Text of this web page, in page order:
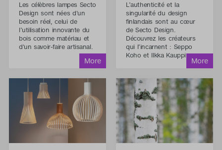
Les célèbres lampes Secto
Design sont nées d'un
besoin réel, celui de
l’utilisation innovante du
bois comme matériau et
d'un savoir-faire artisanal.
L’authenticité et la
singularité du design
finlandais sont au cœur
de Secto Design.
Découvrez les créateurs
qui l’incarnent : Seppo
Koho et Ilkka Kauppinen.